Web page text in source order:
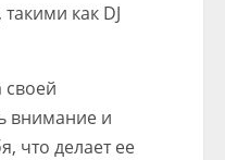
как DJ
своей
внимание и
что делает ее